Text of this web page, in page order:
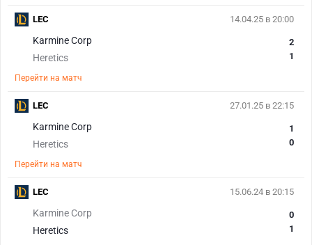
14.04.25 в 20:00
Karmine Corp
Heretics
2
1
Перейти на матч
LEC
27.01.25 в 22:15
Karmine Corp
Heretics
1
0
Перейти на матч
LEC
15.06.24 в 20:15
Karmine Corp
Heretics
0
1
LEC